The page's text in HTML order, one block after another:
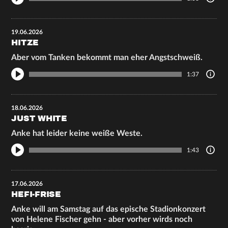
19.06.2026
HITZE
Aber vom Tanken bekommt man eher Angstschweiß.
1:37
18.06.2026
JUST WHITE
Anke hat leider keine weiße Weste.
1:43
17.06.2026
HEFI-FRISE
Anke will am Samstag auf das epische Stadionkonzert
von Helene Fischer gehn - aber vorher wirds noch